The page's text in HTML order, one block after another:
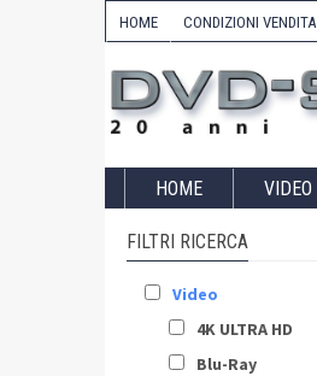
HOME CONDIZIONI VENDITA
HOME VIDEO
FILTRI RICERCA
Video
4K ULTRA HD
Blu-Ray